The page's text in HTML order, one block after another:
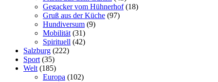
Gegacker vom Hühnerhof(18)
Gruß aus der Küche (97)
Hundiversum (9)
Mobilität (31)
Spirituell (42)
Salzburg (222)
Sport (35)
Welt (185)
Europa (102)